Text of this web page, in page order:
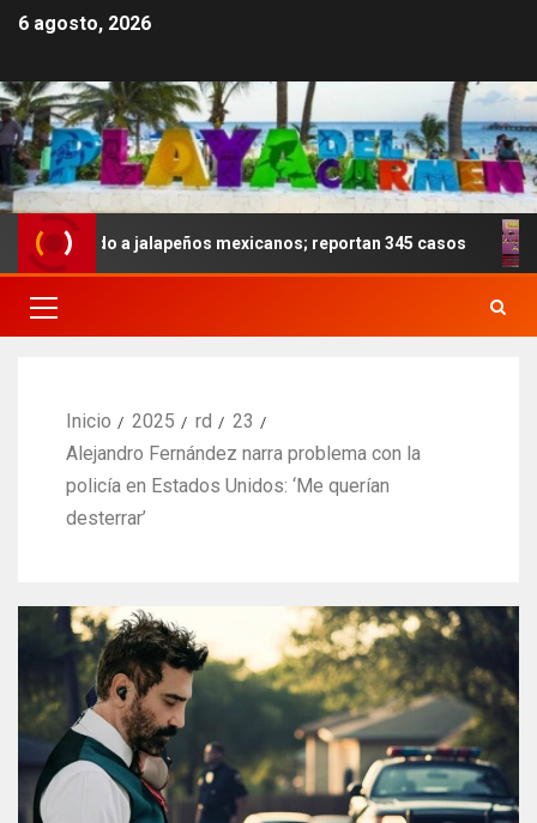
6 agosto, 2026
a jalapeños mexicanos; reportan 345 casos
Inicio 2025 rd
23
Alejandro Fernández narra problema con la
policía en Estados Unidos: ‘Me querían
desterrar’